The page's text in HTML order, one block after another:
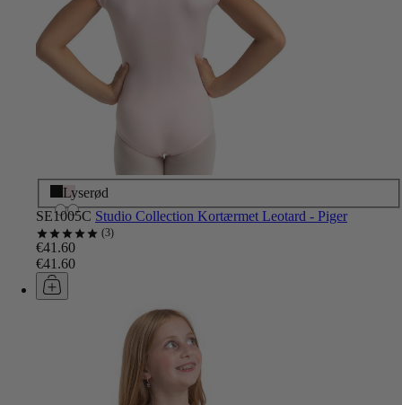
Sort
Lyserød
SE1005C Studio Collection Kortærmet Leotard - Piger
3
€41.60
€41.60